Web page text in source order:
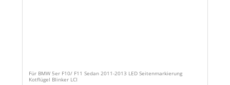
Für BMW 5er F10/ F11 Sedan 2011-2013 LED Seitenmarkierung
Kotflügel Blinker LCI